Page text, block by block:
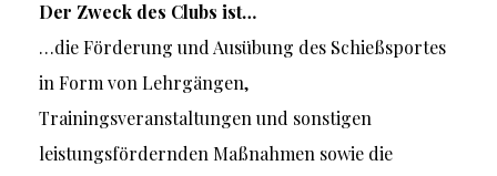
Der Zweck des Clubs ist…
…die Förderung und Ausübung des Schießsportes
in Form von Lehrgängen,
Trainingsveranstaltungen und sonstigen
leistungsfördernden Maßnahmen sowie die